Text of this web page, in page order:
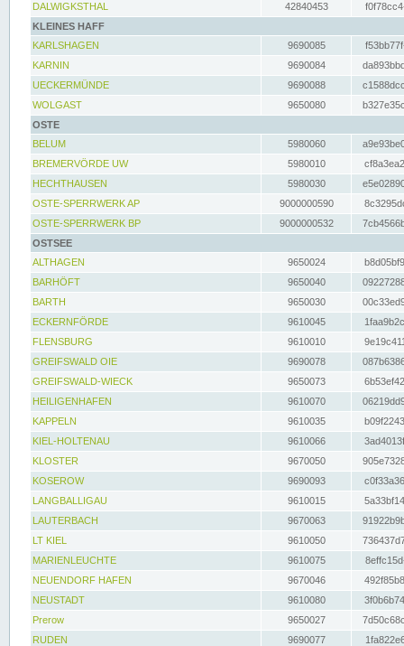
DALWIGKSTHAL
42840453
KLEINES HAFF
KARLSHAGEN
9690085
KARNIN
9690084
UECKERMÜNDE
9690088
WOLGAST
9650080
OSTE
BELUM
5980060
BREMERVÖRDE UW
5980010
HECHTHAUSEN
5980030
OSTE-SPERRWERK AP
9000000590
OSTE-SPERRWERK BP
9000000532
OSTSEE
ALTHAGEN
9650024
BARHÖFT
9650040
BARTH
9650030
ECKERNFÖRDE
9610045
FLENSBURG
9610010
GREIFSWALD OIE
9690078
GREIFSWALD-WIECK
9650073
HEILIGENHAFEN
9610070
KAPPELN
9610035
KIEL-HOLTENAU
9610066
KLOSTER
9670050
KOSEROW
9690093
LANGBALLIGAU
9610015
LAUTERBACH
9670063
LT KIEL
9610050
MARIENLEUCHTE
9610075
NEUENDORF HAFEN
9670046
NEUSTADT
9610080
Prerow
9650027
RUDEN
9690077